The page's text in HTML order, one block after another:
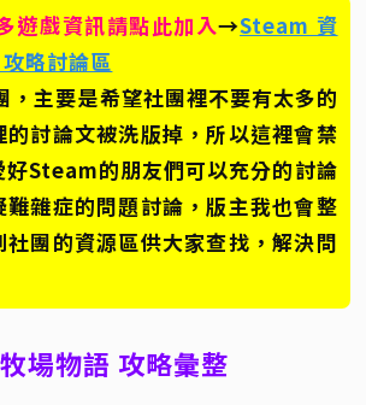
遊戲資訊請點此加入→Steam 資
略討論區
主要是希望社團裡不要有太多的
的討論文被洗版掉，所以這裡會禁
好Steam的朋友們可以充分的討論
難雜症的問題討論，版主我也會整
團的資源區供大家查找，解決問
場物語 攻略彙整